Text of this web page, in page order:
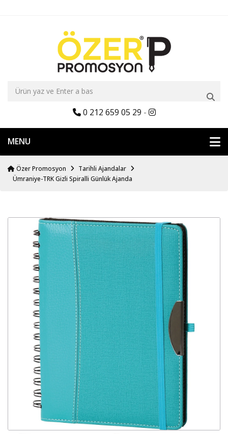
0 212 659 05 29 -
MENU
Özer Promosyon
Tarihli Ajandalar
Ümraniye-TRK Gizli Spiralli Günlük Ajanda